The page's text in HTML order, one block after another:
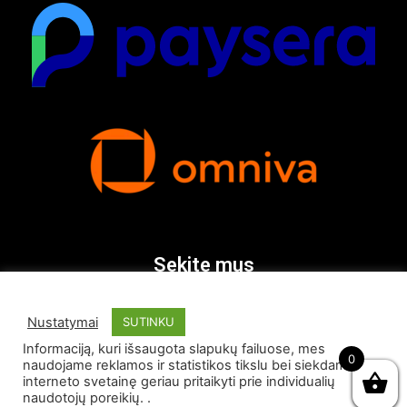
Sekite mus
Nustatymai SUTINKU
Informaciją, kuri išsaugota slapukų failuose, mes
naudojame reklamos ir statistikos tikslu bei siekdami
interneto svetainę geriau pritaikyti prie individualių
naudotojų poreikių. .
0